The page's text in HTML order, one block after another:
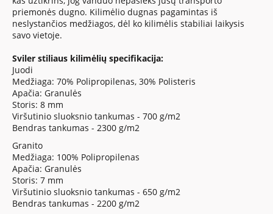
priemonės dugno. Kilimėlio dugnas pagamintas iš
neslystančios medžiagos, dėl ko kilimėlis stabiliai laikysis
savo vietoje.
Sviler stiliaus kilimėlių specifikacija:
Juodi
Medžiaga: 70% Polipropilenas, 30% Polisteris
Apačia: Granulės
Storis: 8 mm
Viršutinio sluoksnio tankumas - 700 g/m2
Bendras tankumas - 2300 g/m2
Granito
Medžiaga: 100% Polipropilenas
Apačia: Granulės
Storis: 7 mm
Viršutinio sluoksnio tankumas - 650 g/m2
Bendras tankumas - 2200 g/m2